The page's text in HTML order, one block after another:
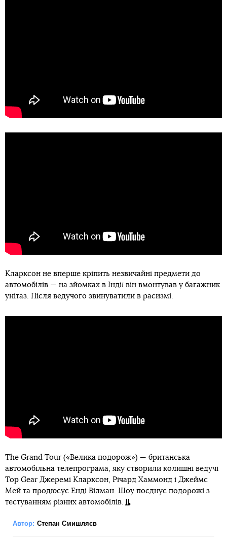
Кларксон не вперше кріпить незвичайні предмети до
автомобілів — на зйомках в Індії він вмонтував у багажник
унітаз. Після ведучого звинуватили в расизмі.
The Grand Tour («Велика подорож») — британська
автомобільна телепрограма, яку створили колишні ведучі
Top Gear Джеремі Кларксон, Річард Хаммонд і Джеймс
Мей та продюсує Енді Вілман. Шоу поєднує подорожі з
тестуванням різних автомобілів.
Автор: Степан Смишляєв